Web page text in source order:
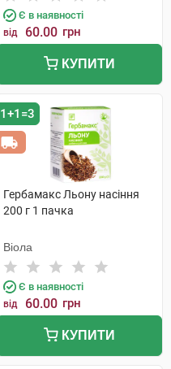
Є в наявності
від 60.00 грн
КУПИТИ
1+1=3
Гербамакс Льону насіння
200 г 1 пачка
Віола
Є в наявності
від 60.00 грн
КУПИТИ